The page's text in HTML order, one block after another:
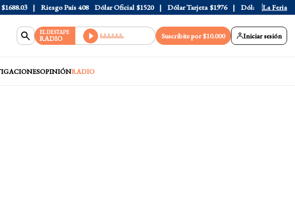
Riesgo País 408 Dólar Oficial $1520 Dólar Tarjeta $1976 Dólar Blue $1530
La Feria
EL DESTAPE
RADIO Suscribite por $10.000 Iniciar sesión
OPINIÓNRADIO